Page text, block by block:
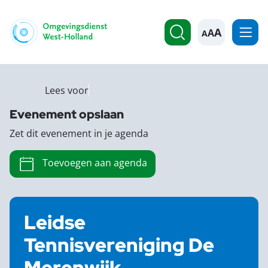
A
Leidse
Tennisvereniging De
Lees voor
Evenement opslaan
Zet dit evenement in je agenda
Toevoegen aan agenda